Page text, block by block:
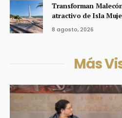
Transforman
atractivo de Isla
8 agosto, 2026
Más